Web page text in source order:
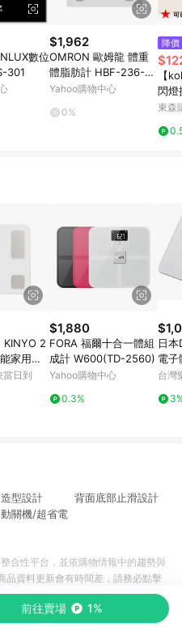
數位
301
$1,962
OMRON 歐姆龍 體重
體脂肪計 HBF-236-J
W (白色) 【杏一】
Yahoo購物中心
0%
降價
【
閃燈
東森
KINYO 2
家用體
體脂計
當日到
$1,880
FORA 福爾十合一體組
成計 W600(TD-2560)
Yahoo購物中心
0.3%
日本
電
台灣
型設計 背面底部止滑設計
機/超省電
前往賣場 1%
合性平台，並依購物情報中的趨勢與
品資料更新會有時間差，請務必點擊
物條件，一切資訊以合作廠商網頁為